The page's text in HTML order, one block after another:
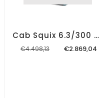
Cab Squix 6.3/300 Dpi Barkod Yazıcı
€2.869,04
€4.498,13